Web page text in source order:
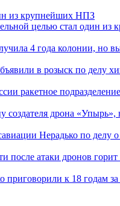
из крупнейших НПЗ
целью стал один
4 года колонии, но
в розыск по делу
ракетное
дрона «Упырь»,
Нерадько по делу
после атаки дронов
к 18 годам